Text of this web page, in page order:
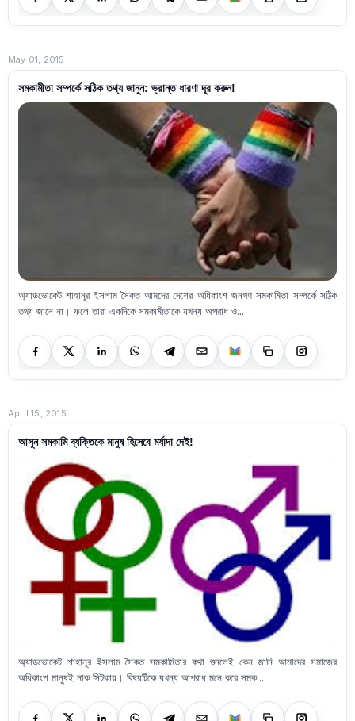
May 01, 2015
সমকামীতা সম্পর্কে সঠিক তথ্য জানুন: ভ্রান্ত ধারণা দূর করুন!
অ্যাডভোকেট শাহানূর ইসলাম সৈকত আমদের দেশের অধিকাংশ জনগণ সমকামিতা সম্পর্কে সঠিক
তথ্য জানে না। ফলে তারা একদিকে সমকামীতাকে যখন্য অপরাধ ও...
April 15, 2015
আসুন সমকামি ব্যক্তিকে মানুষ হিসেবে মর্যাদা দেই!
অ্যাডভোকেট শাহানূর ইসলাম সৈকত সমকামিতার কথা শুনলেই কেন জানি আমাদের সমাজের
অধিকাংশ মানুষই নাক সিটকায়। বিষয়টিকে যখন্য আপরাধ মনে করে সমক...